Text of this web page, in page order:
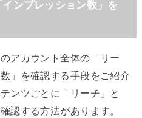
ンプレッション数」を
アカウント全体の「リー
」を確認する手段をご紹介
ンツごとに「リーチ」と
認する方法があります。